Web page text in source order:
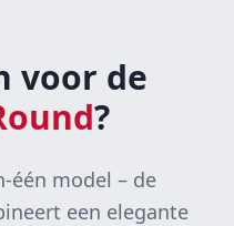
voor de
?
één model – de
een elegante